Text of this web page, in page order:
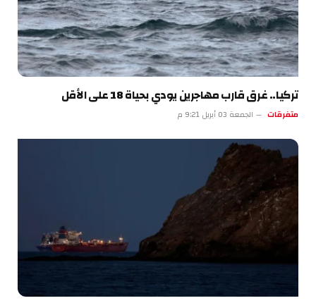
تركيا.. غرق قارب مهاجرين يودي بحياة 18 على الأقل
متفرقات الجمعة 03 أبريل 9:21 م